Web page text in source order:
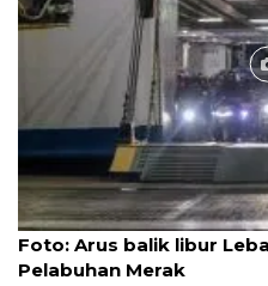
Foto
Foto: Arus balik libur
Pelabuhan Merak